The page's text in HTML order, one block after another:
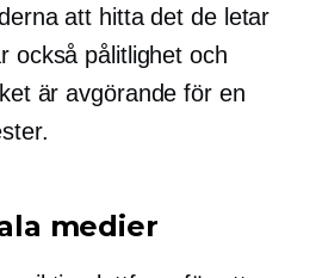
att hitta det de letar
också pålitlighet och
är avgörande för en
medier